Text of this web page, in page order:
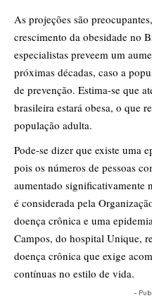
As projeções são
crescimento da obesidade no
especialistas preveem um
próximas décadas, caso a
de prevenção. Estima-se que
brasileira estará obesa, o que
população adulta.
Pode-se dizer que existe uma
pois os números de pessoas
aumentado significativamente
é considerada pela
doença crônica e uma
Campos, do hospital Unique,
doença crônica que exige
contínuas no estilo de vida.
-